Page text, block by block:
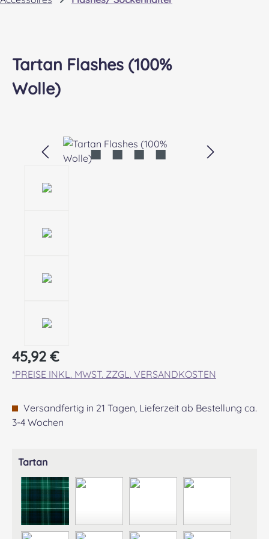
Tartan Flashes (100%
Wolle)
Bildergalerie überspringen
Regulärer Preis:
45,92 €
*PREISE INKL. MWST. ZZGL. VERSANDKOSTEN
Versandfertig in 21 Tagen, Lieferzeit ab Bestellung ca.
3-4 Wochen
Tartanauswählen
ABERCROMBIE MODERN
ABERDEEN MODERNAGNEW ANCIENTANDERSON